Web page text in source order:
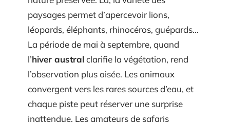
paysages permet d’apercevoir lions,
léopards, éléphants, rhinocéros, guépards…
La période de mai à septembre, quand
l’hiver australclarifie la végétation, rend
l’observation plus aisée. Les animaux
convergent vers les rares sources d’eau, et
chaque piste peut réserver une surprise
inattendue. Les amateurs de safaris